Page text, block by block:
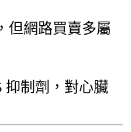
但網路買賣多屬
抑制劑，對心臟